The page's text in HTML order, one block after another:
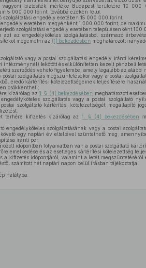
biztosíték mértéke Budapest területére 10
5 000 000 forint, továbbá ezeken felül
szolgáltatási engedély esetében 15 000 000 forint;
esetében megyénként 1 000 000 forint, de
szolgáltatási engedély esetében településenként 100
azt az engedélyköteles szolgáltatásból származó
megemelni az (1) bekezdésben meghatározott
vagy a postai szolgáltatási engedély iránti
intézménynél) lekötött és elkülönítetten kezelt pénzbeli
szerződés vehető figyelembe, amely legalább az alábbi
szolgáltatás megszüntetésekor vagy a postai
eredő kártérítési kötelezettségeinek teljesítésére
csökkentheti;
kizárólag az1. § (4) bekezdésében meghatározott
szolgáltatás vagy a postai szolgáltató
szolgáltató kártérítési kötelezettségét megállapító
terhére kifizetés kizárólag az1. § (4) bekezdésében
engedélyköteles szolgáltatásának vagy a postai
egy naptári év elteltével szüntethető meg,
iránti per;
időpontban folyamatban van a postai szolgáltató
emelkedése és az esetleges kártérítési kötelezettség
a kifizetés időpontjáról, valamint a letét
számított hét naptári napon belül írásban tájékoztatja.
hatályba.